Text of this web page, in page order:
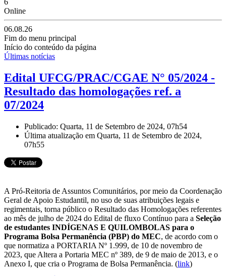
6
Online
06.08.26
Fim do menu principal
Início do conteúdo da página
Últimas notícias
Edital UFCG/PRAC/CGAE N° 05/2024 -
Resultado das homologações ref. a
07/2024
Publicado: Quarta, 11 de Setembro de 2024, 07h54
Última atualização em Quarta, 11 de Setembro de 2024,
07h55
A Pró-Reitoria de Assuntos Comunitários, por meio da Coordenação
Geral de Apoio Estudantil, no uso de suas atribuições legais e
regimentais, torna público o Resultado das Homologações referentes
ao mês de julho de 2024 do Edital de fluxo Contínuo para a Seleção
de estudantes INDÍGENAS E QUILOMBOLAS para o
Programa Bolsa Permanência (PBP) do MEC, de acordo com o
que normatiza a PORTARIA Nº 1.999, de 10 de novembro de
2023, que Altera a Portaria MEC nº 389, de 9 de maio de 2013, e o
Anexo I, que cria o Programa de Bolsa Permanência. (link)